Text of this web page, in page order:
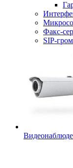
Факс-
SIP-